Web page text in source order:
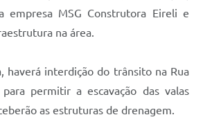
empresa MSG Construtora Eireli e
na área.
haverá interdição do trânsito na Rua
permitir a escavação das valas
as estruturas de drenagem.